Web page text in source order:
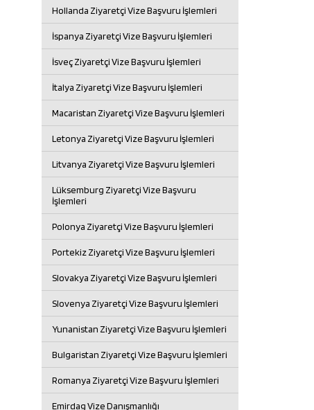
Hollanda Ziyaretçi Vize Başvuru İşlemleri
İspanya Ziyaretçi Vize Başvuru İşlemleri
İsveç Ziyaretçi Vize Başvuru İşlemleri
İtalya Ziyaretçi Vize Başvuru İşlemleri
Macaristan Ziyaretçi Vize Başvuru İşlemleri
Letonya Ziyaretçi Vize Başvuru İşlemleri
Litvanya Ziyaretçi Vize Başvuru İşlemleri
Lüksemburg Ziyaretçi Vize Başvuru
İşlemleri
Polonya Ziyaretçi Vize Başvuru İşlemleri
Portekiz Ziyaretçi Vize Başvuru İşlemleri
Slovakya Ziyaretçi Vize Başvuru İşlemleri
Slovenya Ziyaretçi Vize Başvuru İşlemleri
Yunanistan Ziyaretçi Vize Başvuru İşlemleri
Bulgaristan Ziyaretçi Vize Başvuru İşlemleri
Romanya Ziyaretçi Vize Başvuru İşlemleri
Emirdag Vize Danışmanlığı